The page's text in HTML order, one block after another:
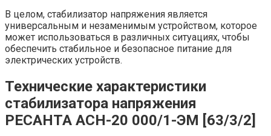
В целом, стабилизатор напряжения является
универсальным и незаменимым устройством, которое
может использоваться в различных ситуациях, чтобы
обеспечить стабильное и безопасное питание для
электрических устройств.
Технические характеристики
стабилизатора напряжения
РЕСАНТА АСН-20 000/1-ЭМ [63/3/2]